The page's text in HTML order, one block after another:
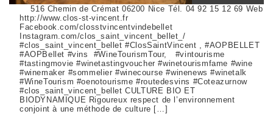
516 Chemin de Crémat 06200 Nice Tél. 04 92 15 12 69 Web
http://www.clos-st-vincent.fr
Facebook.com/closstvincentvindebellet
Instagram.com/clos_saint_vincent_bellet_/
#clos_saint_vincent_bellet #ClosSaintVincent , #AOPBELLET
#AOPBellet #vins #WineTourismTour, #vintourisme
#tastingmovie #winetastingvoucher #winetourismfame #wine
#winemaker #sommelier #winecourse #winenews #winetalk
#WineTourism #oenotourisme #routedesvins #Coteazurnow
#clos_saint_vincent_bellet CULTURE BIO ET
BIODYNAMIQUE Rigoureux respect de l’environnement
conjoint à une méthode de culture […]